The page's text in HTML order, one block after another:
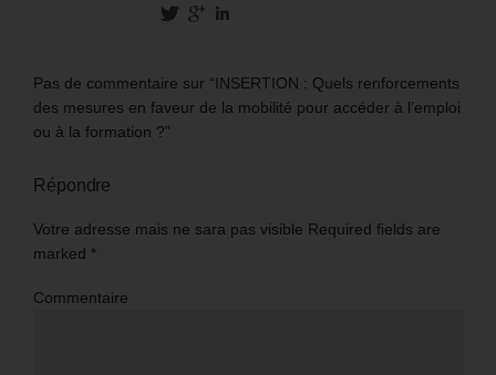
Pas de commentaire sur “INSERTION : Quels renforcements
des mesures en faveur de la mobilité pour accéder à l’emploi
ou à la formation ?”
Répondre
Votre adresse mais ne sara pas visible Required fields are
marked *
Commentaire